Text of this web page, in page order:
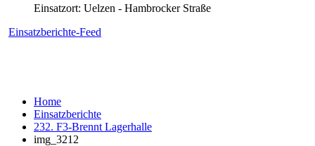
Einsatzort: Uelzen - Hambrocker Straße
Einsatzberichte-Feed
Home
Einsatzberichte
232. F3-Brennt Lagerhalle
img_3212